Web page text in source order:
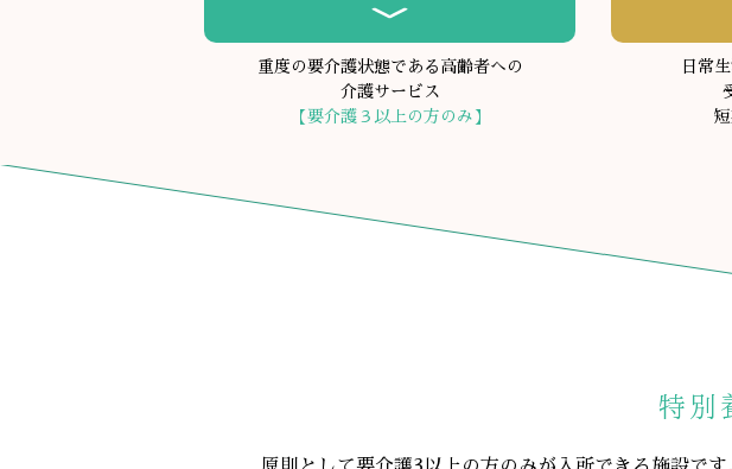
重度の要介護状態である高齢者への
介護サービス
【要介護３以上の方のみ】
日常
特別